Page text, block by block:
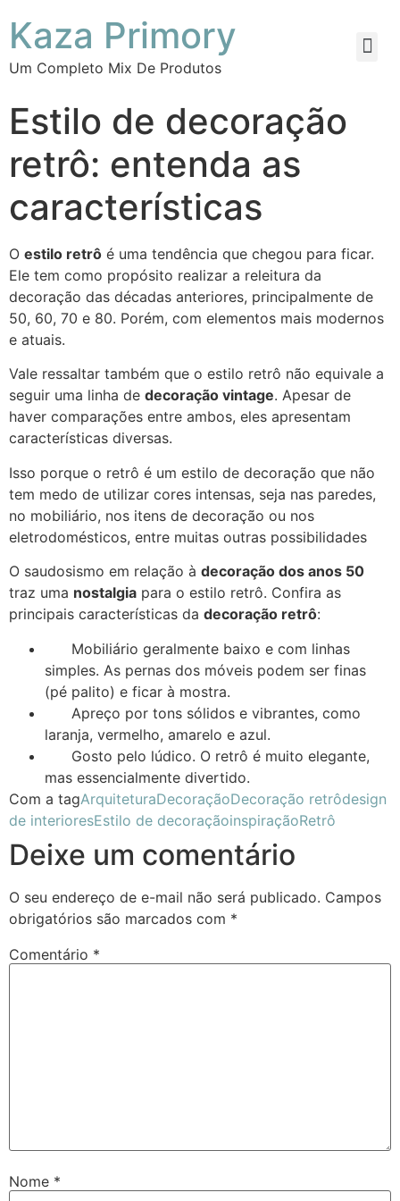
Kaza Primory
Um Completo Mix De Produtos
Estilo de decoração
retrô: entenda as
características
O estilo retrô é uma tendência que chegou para ficar.
Ele tem como propósito realizar a releitura da
decoração das décadas anteriores, principalmente de
50, 60, 70 e 80. Porém, com elementos mais modernos
e atuais.
Vale ressaltar também que o estilo retrô não equivale a
seguir uma linha de decoração vintage. Apesar de
haver comparações entre ambos, eles apresentam
características diversas.
Isso porque o retrô é um estilo de decoração que não
tem medo de utilizar cores intensas, seja nas paredes,
no mobiliário, nos itens de decoração ou nos
eletrodomésticos, entre muitas outras possibilidades
O saudosismo em relação à decoração dos anos 50
traz uma nostalgia para o estilo retrô. Confira as
principais características da decoração retrô:
Mobiliário geralmente baixo e com linhas
simples. As pernas dos móveis podem ser finas
(pé palito) e ficar à mostra.
Apreço por tons sólidos e vibrantes, como
laranja, vermelho, amarelo e azul.
Gosto pelo lúdico. O retrô é muito elegante,
mas essencialmente divertido.
Com a tagArquiteturaDecoraçãoDecoração retrôdesign
de interioresEstilo de decoraçãoinspiraçãoRetrô
Deixe um comentário
O seu endereço de e-mail não será publicado. Campos
obrigatórios são marcados com *
Comentário *
Nome *